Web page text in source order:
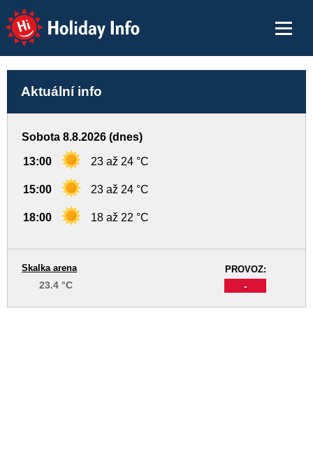
Holiday Info
Aktuální info
Sobota 8.8.2026 (dnes)
13:00 23 až 24 °C
15:00 23 až 24 °C
18:00 18 až 22 °C
PROVOZ:
-
Skalka arena
23.4 °C